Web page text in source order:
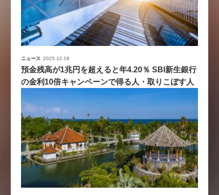
ニュース 2025.12.19
預金残高が1兆円を超えると年4.20％ SBI新生銀行
の金利10倍キャンペーンで得る人・取りこぼす人